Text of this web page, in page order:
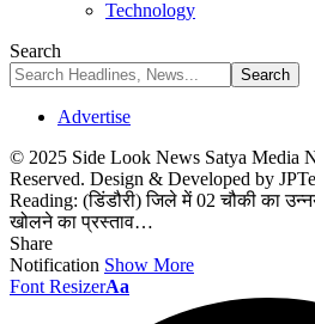
Technology
Search
Advertise
© 2025 Side Look News Satya Media
Reserved. Design & Developed by
Reading: (डिंडौरी) जिले में 02 चौकी का
खोलने का प्रस्ताव…
Share
Notification Show More
Font ResizerAa